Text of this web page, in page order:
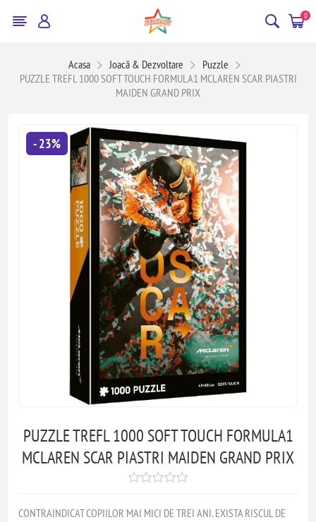
0
Acasa Joacă & Dezvoltare
Puzzle
PUZZLE TREFL 1000 SOFT TOUCH FORMULA1 MCLAREN SCAR PIASTRI
MAIDEN GRAND PRIX
- 23%
PUZZLE TREFL 1000 SOFT TOUCH FORMULA1
MCLAREN SCAR PIASTRI MAIDEN GRAND PRIX
CONTRAINDICAT COPIILOR MAI MICI DE TREI ANI. EXISTA RISCUL DE